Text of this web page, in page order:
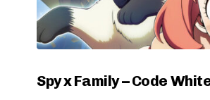
Spy x Family – Code